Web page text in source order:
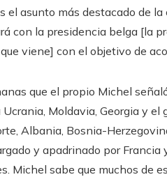
el asunto más destacado de
con la presidencia belga [la
viene] con el objetivo de
que el propio Michel
Moldavia, Georgia y
Albania, Bosnia-
y apadrinado por
Michel sabe que muchos de